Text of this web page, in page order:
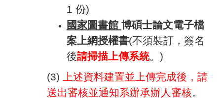
1 份)
國家圖書館 博碩士論文電子檔
案上網授權書(不須裝訂，簽名
後請掃描上傳系統。)
(3)
上述資料建置並上傳完成後，請
送出審核並通知系辦承辦人審核。